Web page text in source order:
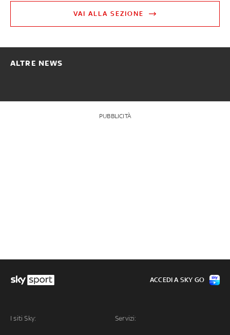
VAI ALLA SEZIONE
ALTRE NEWS
PUBBLICITÀ
I siti Sky: Servizi:
ACCEDI A SKY GO